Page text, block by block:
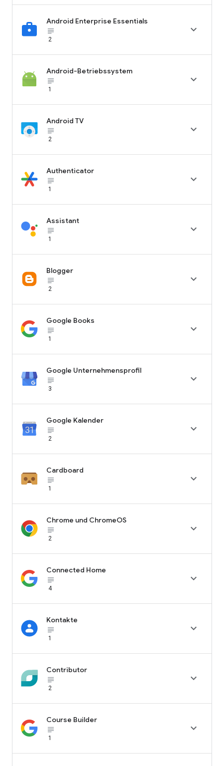
Android Enterprise Essentials
subject_black
2

Android-Betriebssystem
subject_black
1

Android TV
subject_black
2

Authenticator
subject_black
1

Assistant
subject_black
1

Blogger
subject_black
2

Google Books
subject_black
1

Google Unternehmensprofil
subject_black
3

Google Kalender
subject_black
2

Cardboard
subject_black
1

Chrome und ChromeOS
subject_black
2

Connected Home
subject_black
4

Kontakte
subject_black
1

Contributor
subject_black
2

Course Builder
subject_black
1
